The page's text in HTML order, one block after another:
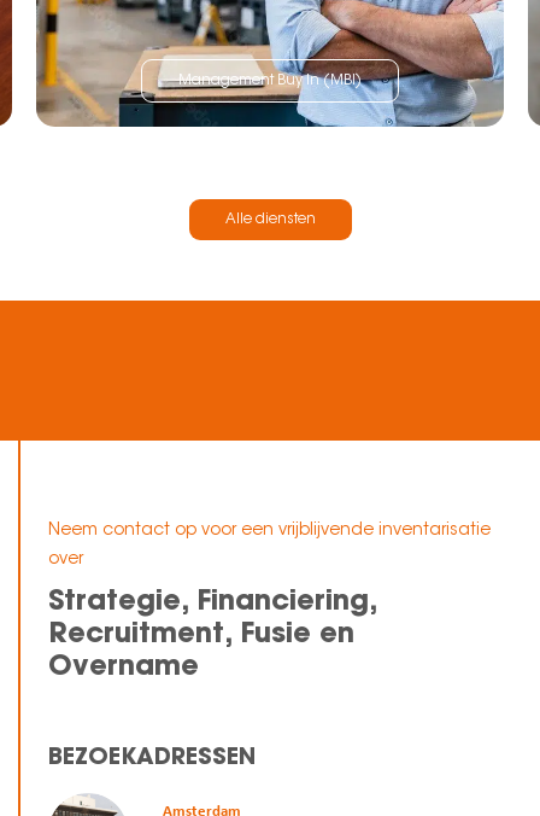
Management Buy In (MBI)
Alle diensten
Neem contact op voor een vrijblijvende inventarisatie
over
Strategie, Financiering,
Recruitment, Fusie en
Overname
BEZOEKADRESSEN
Amsterdam